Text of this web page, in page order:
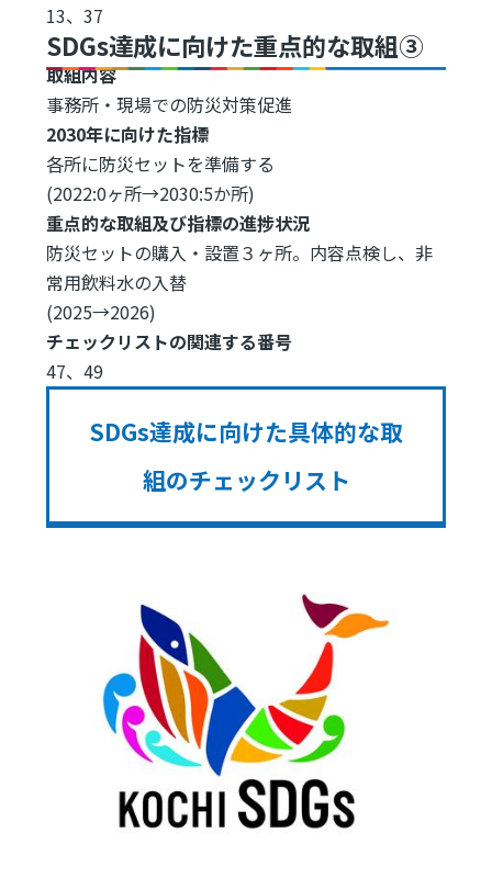
13、37
SDGs達成に向けた重点的な取組③
取組内容
事務所・現場での防災対策促進
2030年に向けた指標
各所に防災セットを準備する
(2022:0ヶ所→2030:5か所)
重点的な取組及び指標の進捗状況
防災セットの購入・設置３ヶ所。内容点検し、非
常用飲料水の入替
(2025→2026)
チェックリストの関連する番号
47、49
SDGs達成に向けた具体的な取
組のチェックリスト